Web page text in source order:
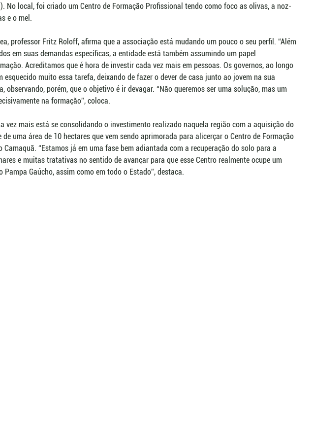
No local, foi criado um Centro de Formação Profissional tendo como foco as olivas, a noz-
e o mel.
professor Fritz Roloff, afirma que a associação está mudando um pouco o seu perfil. “Além
em suas demandas específicas, a entidade está também assumindo um papel
Acreditamos que é hora de investir cada vez mais em pessoas. Os governos, ao longo
esquecido muito essa tarefa, deixando de fazer o dever de casa junto ao jovem na sua
observando, porém, que o objetivo é ir devagar. “Não queremos ser uma solução, mas um
na formação”, coloca.
vez mais está se consolidando o investimento realizado naquela região com a aquisição do
uma área de 10 hectares que vem sendo aprimorada para alicerçar o Centro de Formação
Camaquã. “Estamos já em uma fase bem adiantada com a recuperação do solo para a
e muitas tratativas no sentido de avançar para que esse Centro realmente ocupe um
Pampa Gaúcho, assim como em todo o Estado”, destaca.